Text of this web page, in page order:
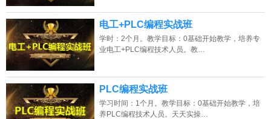
电工+PLC编程实战班
学时：2个月。教学目标：0基础开始教学，培养专
业电工+PLC编程技术人员。教…
PLC编程实战班
学习时间：1个月。教学目标：0基础开始教学，培
养PLC编程技术人员。天天实操…